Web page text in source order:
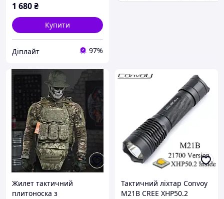
1 680₴
Купити
Діплайт 97%
Жилет тактичний
плитоноска з
Тактичний ліхтар Convoy
M21B CREE XHP50.2